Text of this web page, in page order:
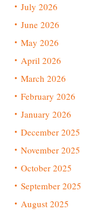
July 2026
June 2026
May 2026
April 2026
March 2026
February 2026
January 2026
December 2025
November 2025
October 2025
September 2025
August 2025